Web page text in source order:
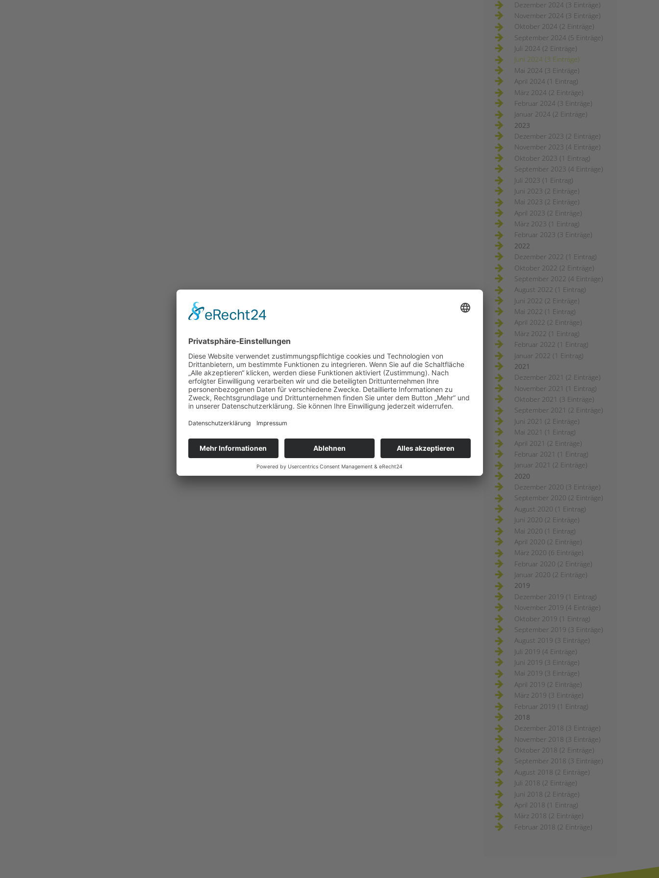
Dezember 2024 (3 Einträge)
November 2024 (3 Einträge)
Oktober 2024 (2 Einträge)
September 2024 (5 Einträge)
Juli 2024 (2 Einträge)
Juni 2024 (3 Einträge)
Mai 2024 (3 Einträge)
April 2024 (1 Eintrag)
März 2024 (2 Einträge)
Februar 2024 (3 Einträge)
Januar 2024 (2 Einträge)
2023
Dezember 2023 (2 Einträge)
November 2023 (4 Einträge)
Oktober 2023 (1 Eintrag)
September 2023 (4 Einträge)
Juli 2023 (1 Eintrag)
Juni 2023 (2 Einträge)
Mai 2023 (2 Einträge)
April 2023 (2 Einträge)
März 2023 (1 Eintrag)
Februar 2023 (3 Einträge)
2022
Dezember 2022 (1 Eintrag)
Oktober 2022 (2 Einträge)
September 2022 (4 Einträge)
August 2022 (1 Eintrag)
Juni 2022 (2 Einträge)
Mai 2022 (1 Eintrag)
April 2022 (2 Einträge)
März 2022 (1 Eintrag)
Februar 2022 (1 Eintrag)
Januar 2022 (1 Eintrag)
2021
Dezember 2021 (2 Einträge)
November 2021 (1 Eintrag)
Oktober 2021 (3 Einträge)
September 2021 (2 Einträge)
Juni 2021 (2 Einträge)
Mai 2021 (1 Eintrag)
April 2021 (2 Einträge)
Februar 2021 (1 Eintrag)
Januar 2021 (2 Einträge)
2020
Dezember 2020 (3 Einträge)
September 2020 (2 Einträge)
August 2020 (1 Eintrag)
Juni 2020 (2 Einträge)
Mai 2020 (1 Eintrag)
April 2020 (2 Einträge)
März 2020 (6 Einträge)
Februar 2020 (2 Einträge)
Januar 2020 (2 Einträge)
2019
Dezember 2019 (1 Eintrag)
November 2019 (4 Einträge)
Oktober 2019 (1 Eintrag)
September 2019 (3 Einträge)
August 2019 (3 Einträge)
Juli 2019 (4 Einträge)
Juni 2019 (3 Einträge)
Mai 2019 (3 Einträge)
April 2019 (2 Einträge)
März 2019 (3 Einträge)
Februar 2019 (1 Eintrag)
2018
Dezember 2018 (3 Einträge)
November 2018 (3 Einträge)
Oktober 2018 (2 Einträge)
September 2018 (3 Einträge)
August 2018 (2 Einträge)
Juli 2018 (2 Einträge)
Juni 2018 (2 Einträge)
April 2018 (1 Eintrag)
März 2018 (2 Einträge)
Februar 2018 (2 Einträge)